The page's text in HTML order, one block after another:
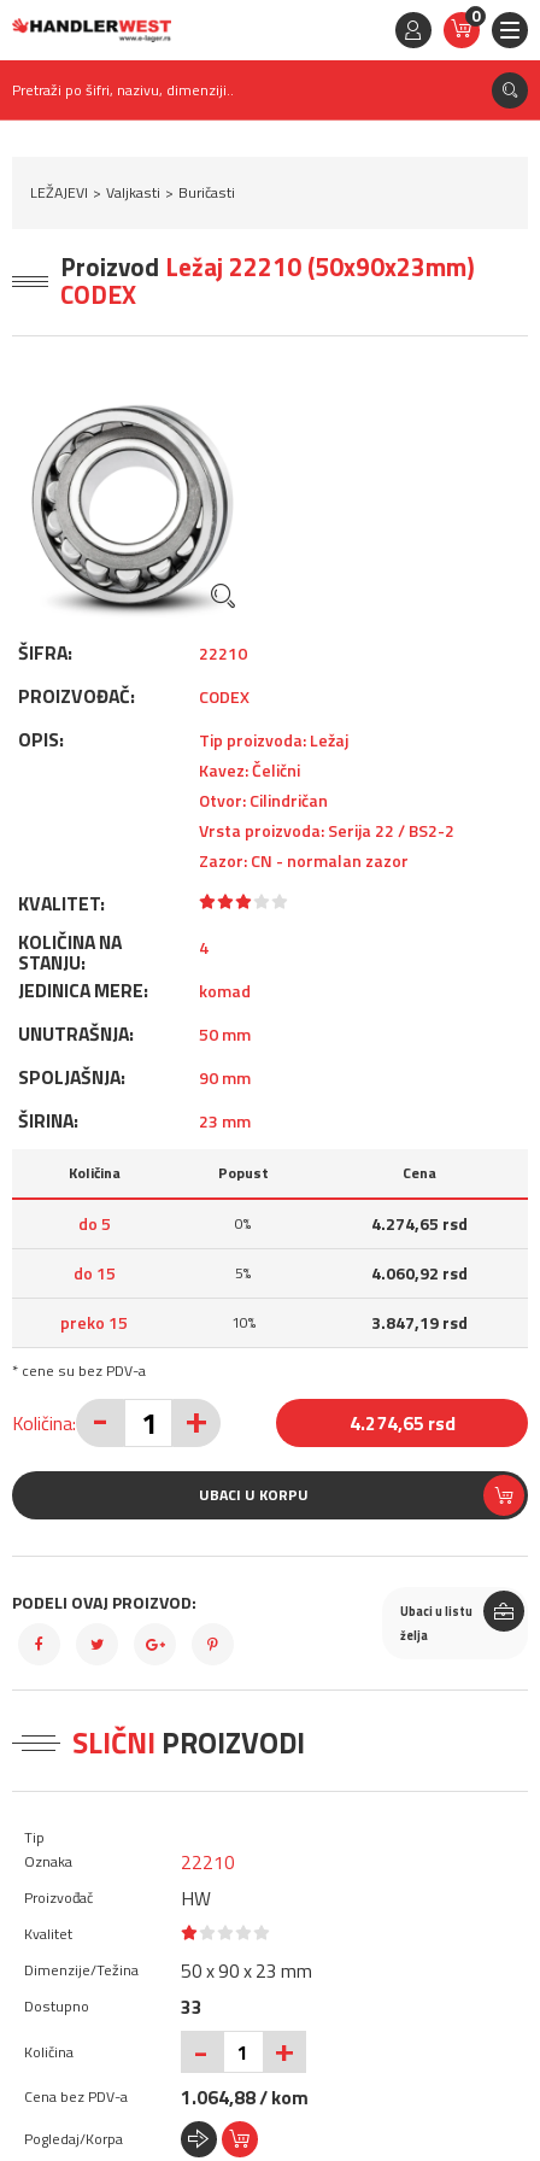
0
STAVKE
0,
RSD
Pretraži po šifri, nazivu, dimenziji..
LEŽAJEVI Valjkasti Buričasti
Proizvod Ležaj 22210 (50x90x23mm)
CODEX
ŠIFRA: 22210
PROIZVOĐAČ: CODEX
OPIS:
Tip proizvoda: Ležaj
Kavez: Čelični
Otvor: Cilindričan
Vrsta proizvoda: Serija 22 / BS2-2
Zazor: CN - normalan zazor
KVALITET:
KOLIČINA NA
STANJU:
4
JEDINICA MERE: komad
UNUTRAŠNJA: 50 mm
SPOLJAŠNJA: 90 mm
ŠIRINA: 23 mm
Količina Popust Cena
do 5 0%
4.274,65 rsd
do 15
5%
4.060,92 rsd
preko 15
10% 3.847,19 rsd
* cene su bez PDV-a
Količina: - + 4.274,65 rsd
UBACI U KORPU
PODELI OVAJ PROIZVOD:
Ubaci u listu
želja
SLIČNI PROIZVODI
22210
HW
50 x 90 x 23 mm
33
- +
1.064,88 / kom